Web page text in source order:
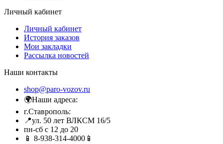
Личный кабинет
Личный кабинет
История заказов
Мои закладки
Рассылка новостей
Наши контакты
shop@paro-vozov.ru
🌍Наши адреса:
г.Ставрополь:
📍ул. 50 лет ВЛКСМ 16/5
пн-сб с 12 до 20
📱 8-938-314-4000📱